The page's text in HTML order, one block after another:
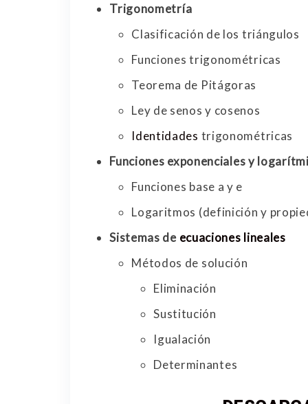
Trigonometría
Clasificación de los triángulos
Funciones trigonométricas
Teorema de Pitágoras
Ley de senos y cosenos
Identidades trigonométricas
Funciones exponenciales y
Funciones base a y e
Logaritmos (definición y
Sistemas de ecuaciones lineales
Métodos de solución
Eliminación
Sustitución
Igualación
Determinantes